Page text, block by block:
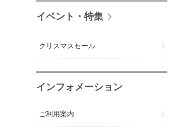
イベント・特集
クリスマスセール
インフォメーション
ご利用案内